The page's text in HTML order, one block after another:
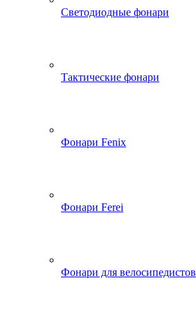
Светодиодные фонари
Тактические фонари
Фонари Fenix
Фонари Ferei
Фонари для велосипедистов